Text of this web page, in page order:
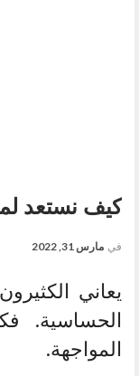
كيف نستعد
في مارس 31, 2022
يعاني
الحساسية.
المواجهة.